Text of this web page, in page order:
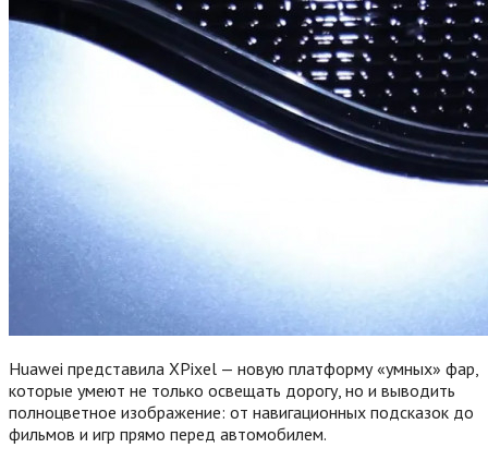
Huawei представила XPixel — новую платформу «умных» фар,
которые умеют не только освещать дорогу, но и выводить
полноцветное изображение: от навигационных подсказок до
фильмов и игр прямо перед автомобилем.